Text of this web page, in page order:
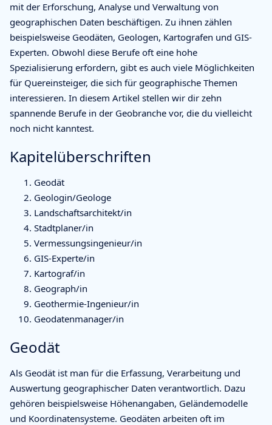
mit der Erforschung, Analyse und Verwaltung von
geographischen Daten beschäftigen. Zu ihnen zählen
beispielsweise Geodäten, Geologen, Kartografen und GIS-
Experten. Obwohl diese Berufe oft eine hohe
Spezialisierung erfordern, gibt es auch viele Möglichkeiten
für Quereinsteiger, die sich für geographische Themen
interessieren. In diesem Artikel stellen wir dir zehn
spannende Berufe in der Geobranche vor, die du vielleicht
noch nicht kanntest.
Kapitelüberschriften
Geodät
Geologin/Geologe
Landschaftsarchitekt/in
Stadtplaner/in
Vermessungsingenieur/in
GIS-Experte/in
Kartograf/in
Geograph/in
Geothermie-Ingenieur/in
Geodatenmanager/in
Geodät
Als Geodät ist man für die Erfassung, Verarbeitung und
Auswertung geographischer Daten verantwortlich. Dazu
gehören beispielsweise Höhenangaben, Geländemodelle
und Koordinatensysteme. Geodäten arbeiten oft im